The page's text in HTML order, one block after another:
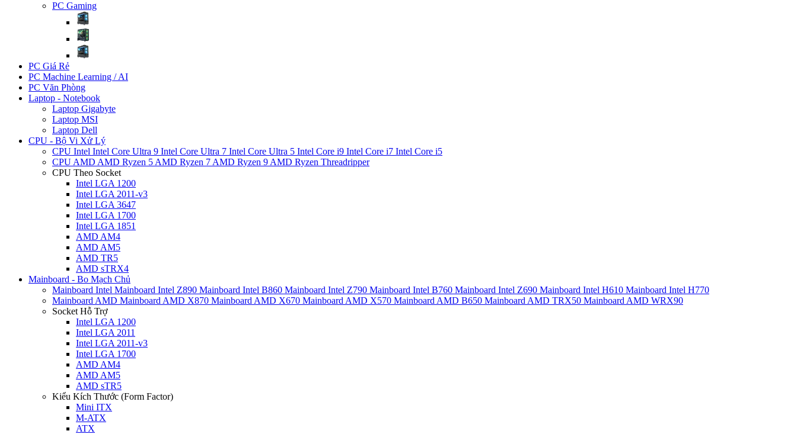
PC Gaming
PC Giá Rẻ
PC Machine Learning / AI
PC Văn Phòng
Laptop - Notebook
Laptop Gigabyte
Laptop MSI
Laptop Dell
CPU - Bộ Vi Xử Lý
CPU Intel Intel Core Ultra 9 Intel Core Ultra 7 Intel Core Ultra 5 Intel Core i9 Intel Core i7 Intel Core i5
CPU AMD AMD Ryzen 5 AMD Ryzen 7 AMD Ryzen 9 AMD Ryzen Threadripper
CPU Theo Socket
Intel LGA 1200
Intel LGA 2011-v3
Intel LGA 3647
Intel LGA 1700
Intel LGA 1851
AMD AM4
AMD AM5
AMD TR5
AMD sTRX4
Mainboard - Bo Mạch Chủ
Mainboard Intel Mainboard Intel Z890 Mainboard Intel B860 Mainboard Intel Z790 Mainboard Intel B760 Mainboard Intel Z690 Mainboard Intel H610 Mainboard Intel H770
Mainboard AMD Mainboard AMD X870 Mainboard AMD X670 Mainboard AMD X570 Mainboard AMD B650 Mainboard AMD TRX50 Mainboard AMD WRX90
Socket Hỗ Trợ
Intel LGA 1200
Intel LGA 2011
Intel LGA 2011-v3
Intel LGA 1700
AMD AM4
AMD AM5
AMD sTR5
Kiểu Kích Thước (Form Factor)
Mini ITX
M-ATX
ATX